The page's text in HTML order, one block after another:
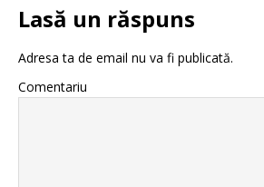
Lasă un răspuns
Adresa ta de email nu va fi publicată.
Comentariu